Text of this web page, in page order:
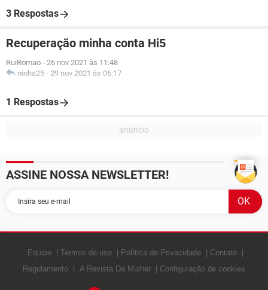
3 Respostas
Recuperação minha conta Hi5
RuiRomao - 26 nov 2021 às 11:48
ninha25 - 29 nov 2021 às 06:17
1 Respostas
ASSINE NOSSA NEWSLETTER!
Equipe Termos de uso Política de Privacidade
Contato
Regulamento
A Revista Da Mulher Configuração de cookies